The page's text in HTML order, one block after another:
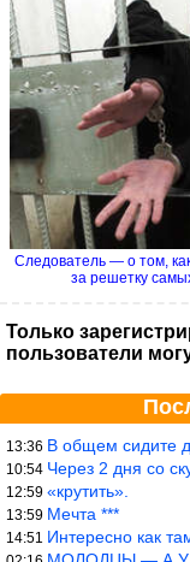
Следователь — о том,
за решетку
Только
пользователи
13:36 В общем сидите
10:54 Через 2 дня со
12:59 «крутить».
13:59 Мечта ***
14:51 Интересно как там